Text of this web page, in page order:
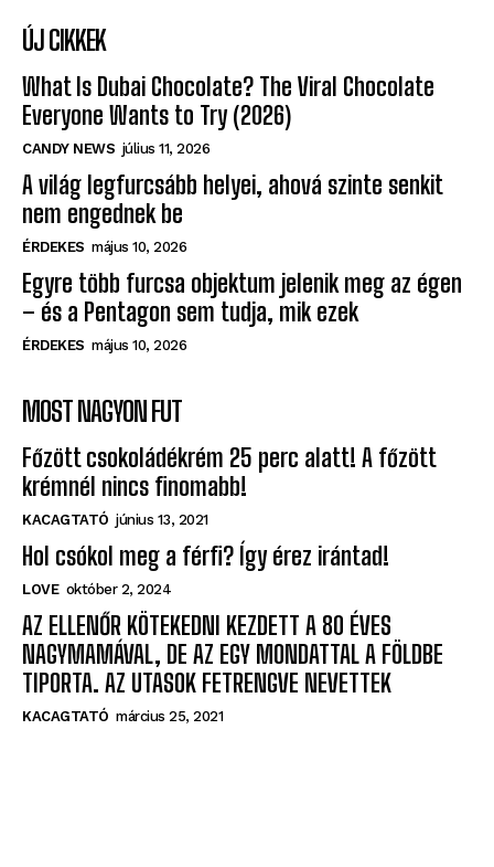
ÚJ CIKKEK
What Is Dubai Chocolate? The Viral Chocolate
Everyone Wants to Try (2026)
CANDY NEWS július 11, 2026
A világ legfurcsább helyei, ahová szinte senkit
nem engednek be
ÉRDEKES május 10, 2026
Egyre több furcsa objektum jelenik meg az égen
– és a Pentagon sem tudja, mik ezek
ÉRDEKES május 10, 2026
MOST NAGYON FUT
Főzött csokoládékrém 25 perc alatt! A főzött
krémnél nincs finomabb!
KACAGTATÓ június 13, 2021
Hol csókol meg a férfi? Így érez irántad!
LOVE október 2, 2024
AZ ELLENŐR KÖTEKEDNI KEZDETT A 80 ÉVES
NAGYMAMÁVAL, DE AZ EGY MONDATTAL A FÖLDBE
TIPORTA. AZ UTASOK FETRENGVE NEVETTEK
KACAGTATÓ március 25, 2021